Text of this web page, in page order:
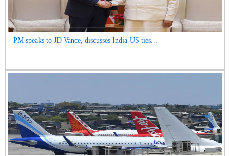
PM speaks to JD Vance, discusses India-US ties...